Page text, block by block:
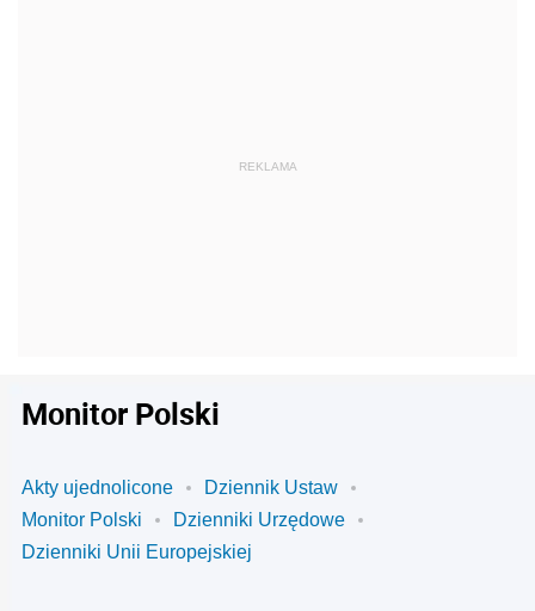
Monitor Polski
Akty ujednolicone
Dziennik Ustaw
Monitor Polski
Dzienniki Urzędowe
Dzienniki Unii Europejskiej